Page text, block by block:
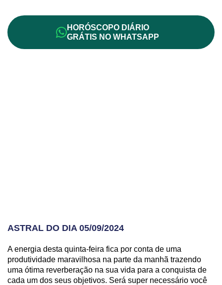
HORÓSCOPO DIÁRIO
GRÁTIS NO WHATSAPP
ASTRAL DO DIA 05/09/2024
A energia desta quinta-feira fica por conta de uma
produtividade maravilhosa na parte da manhã trazendo
uma ótima reverberação na sua vida para a conquista de
cada um dos seus objetivos. Será super necessário você